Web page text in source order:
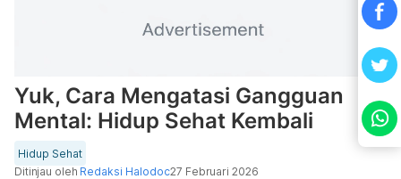
Yuk, Cara Mengatasi Gangguan
Mental: Hidup Sehat Kembali
Hidup Sehat
Ditinjau oleh Redaksi Halodoc27 Februari 2026